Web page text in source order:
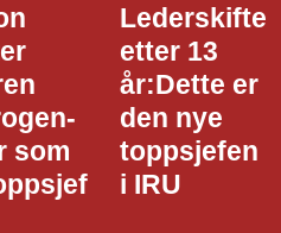
er
Ny
toppsjef i
ITO
PallPack